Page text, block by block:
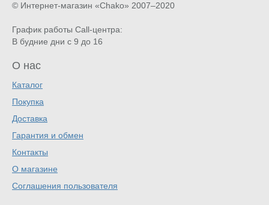
© Интернет-магазин «Chako» 2007–2020
График работы Call-центра:
В будние дни с 9 до 16
О нас
Каталог
Покупка
Доставка
Гарантия и обмен
Контакты
О магазине
Соглашения пользователя